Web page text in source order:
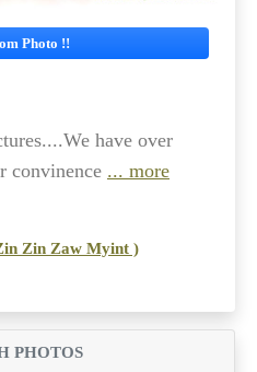
Photo !!
have over
convinence ... more
Zin Zaw Myint )
PHOTOS